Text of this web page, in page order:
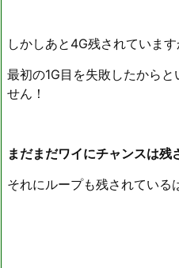
しかしあと4G残されていま
最初の1G目を失敗したから
せん！
まだまだワイにチャンスは残
それにループも残されている